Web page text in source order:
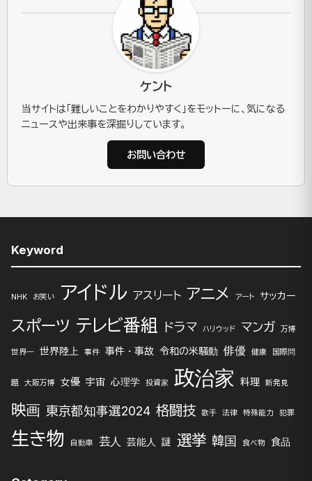
ケント
当サイトは「難しいことをわかりやすく」をモットーに、気になる
ニュースや出来事を深掘りしています。
お問い合わせ
Keyword
NHK お笑い アイドル アスリート アニメ アート サッカー
スポーツ テレビ番組 ドラマ ハリウッド マンガ 万博
世界一 世界陸上 事件 事件・事故 令和の米騒動 俳優 健康 国際問
題 大阪万博 女優 宇宙 心理学 投資家 政治家 料理 新発見
映画 東京都知事選2024 格闘技 歌手 法律 特殊能力 犯罪
生き物 自動車 芸人 芸能人 謎 選挙 韓国 食べ物 食品